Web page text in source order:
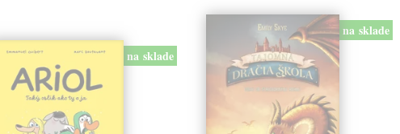
na sklade
na sklade